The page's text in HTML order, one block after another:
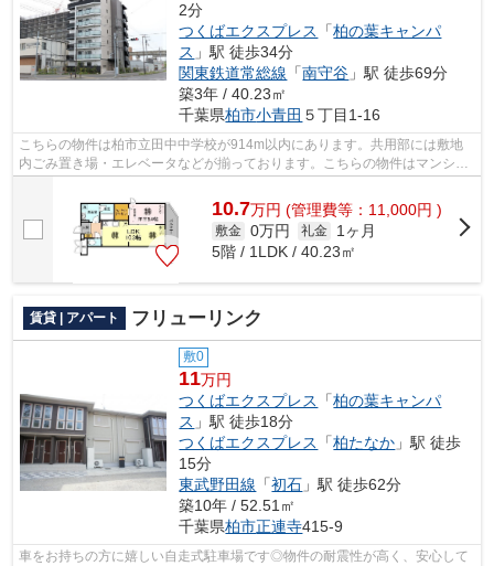
2分
つくばエクスプレス
「柏の葉キャンパ
ス 」駅 徒歩34分
関東鉄道常総線 「南守谷 」駅 徒歩69分
築3年 / 40.23㎡
千葉県柏市小青田 ５丁目1-16
こちらの物件は柏市立田中中学校が914m以内にあります。共用部には敷地
内ごみ置き場・エレベータなどが揃っております。こちらの物件はマンショ
10.7万円 (管理費等：11,000円 )
敷金 0万円 礼金
1ヶ月
5階 / 1LDK / 40.23㎡
賃貸 | アパート フリューリンク
敷0
11万円
つくばエクスプレス
「柏の葉キャンパ
ス 」駅 徒歩18分
つくばエクスプレス
「柏たなか 」駅 徒歩
15分
東武野田線 「初石 」駅 徒歩62分
築10年 / 52.51㎡
千葉県柏市正連寺415-9
車をお持ちの方に嬉しい自走式駐車場です◎物件の耐震性が高く、安心して